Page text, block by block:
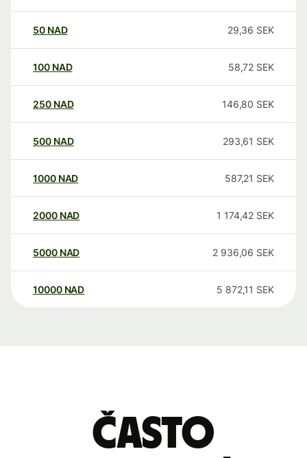
50 NAD 29,36 SEK
100 NAD 58,72 SEK
250 NAD 146,80 SEK
500 NAD 293,61 SEK
1000 NAD 587,21 SEK
2000 NAD 1 174,42 SEK
5000 NAD 2 936,06 SEK
10000 NAD 5 872,11 SEK
Často